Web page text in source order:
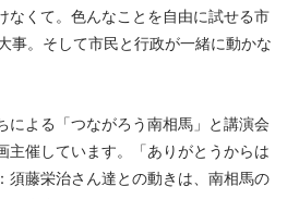
なくて。色んなことを自由に試せる市
事。そして市民と行政が一緒に動かな
による「つながろう南相馬」と講演会
主催しています。「ありがとうからは
須藤栄治さん達との動きは、南相馬の